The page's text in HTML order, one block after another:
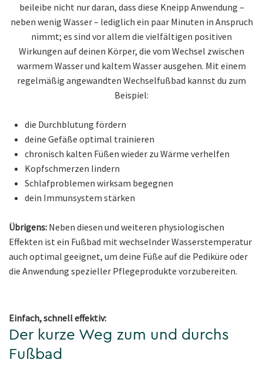
beileibe nicht nur daran, dass diese Kneipp Anwendung –
neben wenig Wasser – lediglich ein paar Minuten in Anspruch
nimmt; es sind vor allem die vielfältigen positiven
Wirkungen auf deinen Körper, die vom Wechsel zwischen
warmem Wasser und kaltem Wasser ausgehen. Mit einem
regelmäßig angewandten Wechselfußbad kannst du zum
Beispiel:
die Durchblutung fördern
deine Gefäße optimal trainieren
chronisch kalten Füßen wieder zu Wärme verhelfen
Kopfschmerzen lindern
Schlafproblemen wirksam begegnen
dein Immunsystem stärken
Übrigens: Neben diesen und weiteren physiologischen
Effekten ist ein Fußbad mit wechselnder Wasserstemperatur
auch optimal geeignet, um deine Füße auf die Pediküre oder
die Anwendung spezieller Pflegeprodukte vorzubereiten.
Einfach, schnell effektiv:
Der kurze Weg zum und durchs
Fußbad